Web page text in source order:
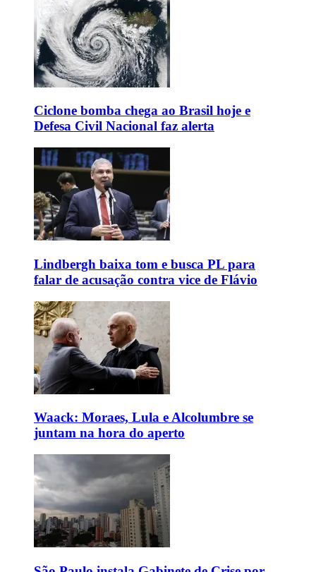
Ciclone bomba chega ao Brasil hoje e
Defesa Civil Nacional faz alerta
Lindbergh baixa tom e busca PL para
falar de acusação contra vice de Flávio
Waack: Moraes, Lula e Alcolumbre se
juntam na hora do aperto